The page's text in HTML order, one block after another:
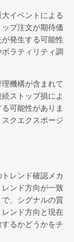
大イベントによる
プ注文が期待価
発生する可能性
ラティリティ調
機構が含まれて
ストップ損によ
可能性がありま
クエクスポージ
レンド確認メカ
ンド方向が一致
、シグナルの質
ンド方向と現在
るかどうかをチ